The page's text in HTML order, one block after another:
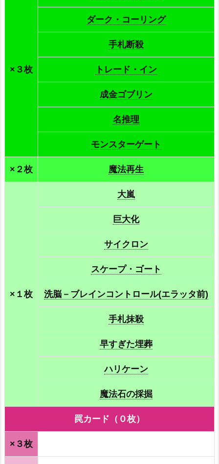
×３枚
ダーク・コーリング
手札断殺
トレード・イン
成金ゴブリン
名推理
モンスターゲート
×２枚 魔法再生
×１枚
大嵐
巨大化
サイクロン
スケープ・ゴート
洗脳－ブレインコントロール(エラッタ前)
手札抹殺
早すぎた埋葬
ハリケーン
魔法石の採掘
罠カード（０枚）
×３枚